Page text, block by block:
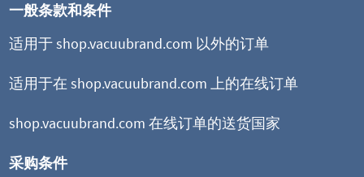
一般条款和条件
适用于 shop.vacuubrand.com 以外的订单
适用于在 shop.vacuubrand.com 上的在线订单
shop.vacuubrand.com 在线订单的送货国家
采购条件